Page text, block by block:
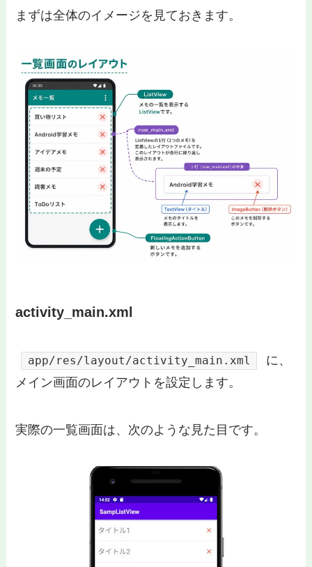
まずは全体のイメージを見ておきます。
activity_main.xml
app/res/layout/activity_main.xml
に、
メイン画面のレイアウトを設定します。
実際の一覧画面は、次のような見た目です。